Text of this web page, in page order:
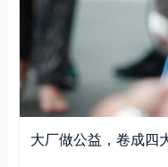
大厂做公益，卷成四